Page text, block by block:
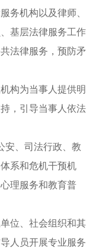
务机构以及律师、
基层法律服务工作
法律服务，预防矛
构为当事人提供明
，引导当事人依法
安、司法行政、教
系和危机干预机
理服务和教育普
位、社会组织和其
人员开展专业服务